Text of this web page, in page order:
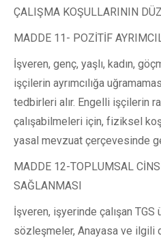
ÇALIŞMA KOŞULLARININ
MADDE 11- POZİTİF
İşveren, genç, yaşlı, kadın,
işçilerin ayrımcılığa
tedbirleri alır. Engelli işçilerin
çalışabilmeleri için, fiziksel
yasal mevzuat çerçevesinde
MADDE 12-TOPLUMSAL
SAĞLANMASI
İşveren, işyerinde çalışan TGS
sözleşmeler, Anayasa ve ilgili